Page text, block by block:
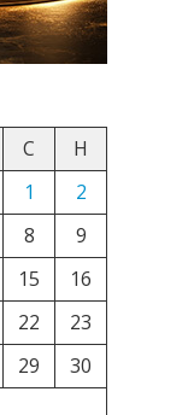
С
Н
1
2
8
9
15
16
22
23
29
30